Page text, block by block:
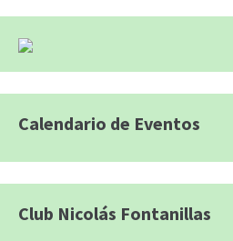
Calendario de Eventos
Club Nicolás Fontanillas